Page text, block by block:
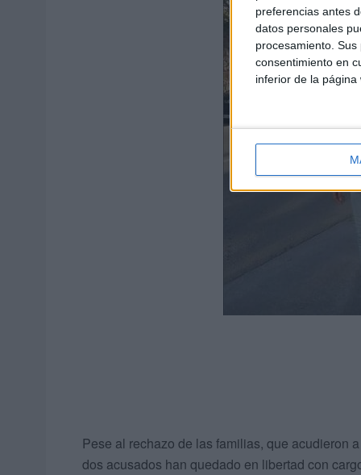
preferencias antes
datos personales
procesamiento.
consentimiento en
inferior de la página
Pese al rechazo de las familias, que acudieron
dos acusados han quedado en libertad con